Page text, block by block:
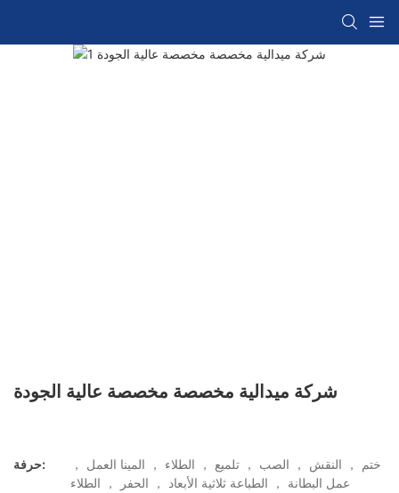
شركة ميدالية مخصصة مخصصة عالية الجودة
حرفة:
ختم ， النقش ， الصب ， تلميع ， الطلاء ， المينا العمل ，
عمل البطانة ， الطباعة ثلاثية الأبعاد ， الحفر ， الطلاء